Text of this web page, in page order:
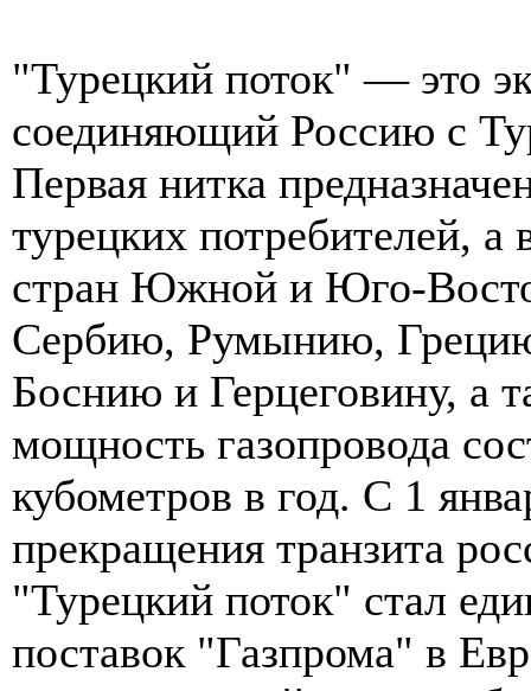
"Турецкий поток" — это
соединяющий Россию с
Первая нитка
турецких потребителей,
стран Южной и Юго-
Сербию, Румынию,
Боснию и Герцеговину, а
мощность газопровода
кубометров в год. С 1
прекращения транзита
"Турецкий поток" стал
поставок "Газпрома" в